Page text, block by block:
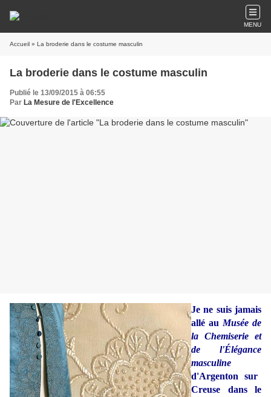
MENU
Accueil » La broderie dans le costume masculin
La broderie dans le costume masculin
Publié le 13/09/2015 à 06:55
Par La Mesure de l'Excellence
Je ne suis jamais
allé au Musée de
la Chemiserie et
de l'Élégance
masculine
d'Argenton sur
Creuse dans le